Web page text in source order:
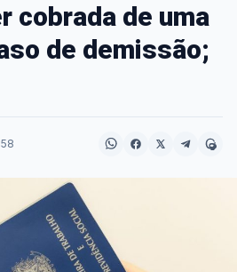
cobrada de uma
de demissão;